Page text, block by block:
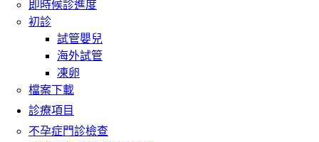
即時候診進度
初診
試管嬰兒
海外試管
凍卵
檔案下載
診療項目
不孕症門診檢查